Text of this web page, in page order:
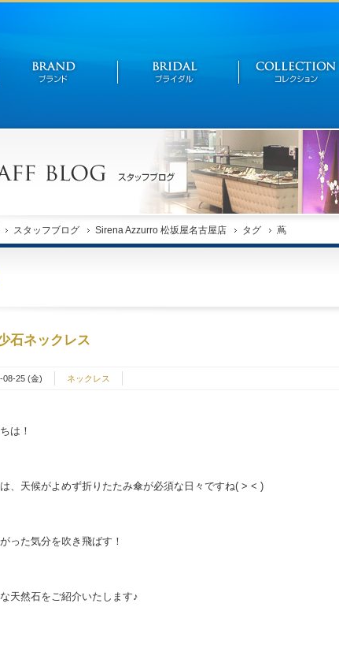
スタッフブログ Sirena Azzurro 松坂屋名古屋店 タグ 蔦
石ネックレス
08-25 (金) ネックレス
は！
、天候がよめず折りたたみ傘が必須な日々ですね( > < )
った気分を吹き飛ばす！
天然石をご紹介いたします♪